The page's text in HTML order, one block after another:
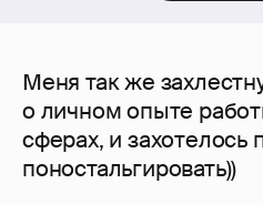
Меня так же
о личном опыте
сферах, и захотелось
поностальгировать))